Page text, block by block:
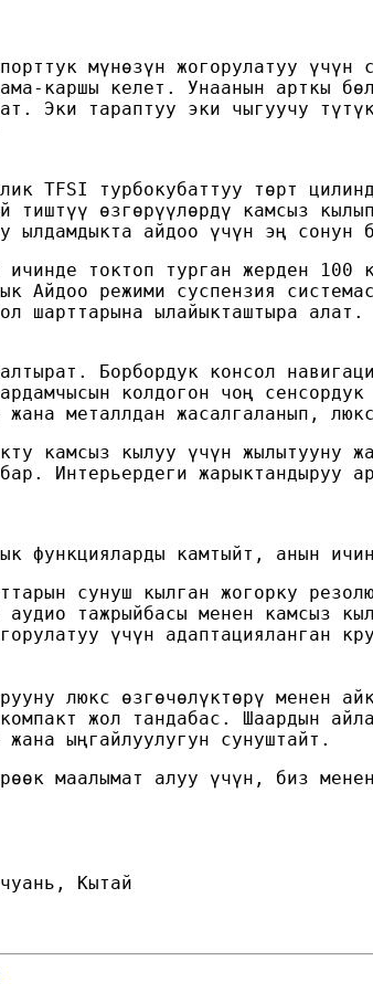
мүнөзүн жогорулатуу үчүн
каршы келет. Унаанын арткы
Эки тараптуу эки чыгуучу
TFSI турбокубаттуу төрт
өзгөрүүлөрдү камсыз
ылдамдыкта айдоо үчүн эң сонун
токтоп турган жерден
Айдоо режими суспензия
шарттарына ылайыкташтыра алат.
Борбордук консол
колдогон чоң
металлдан жасалгаланып,
камсыз кылуу үчүн жылытууну
Интерьердеги жарыктандыруу
функцияларды камтыйт, анын
сунуш кылган жогорку
тажрыйбасы менен камсыз
үчүн адаптацияланган
люкс өзгөчөлүктөрү менен
жол тандабас. Шаардын
ыңгайлуулугун сунуштайт.
маалымат алуу үчүн, биз
Кытай